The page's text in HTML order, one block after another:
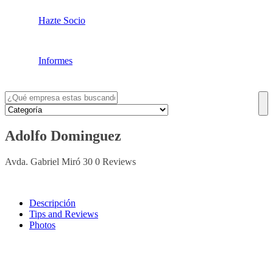
Hazte Socio
Informes
Adolfo Dominguez
Avda. Gabriel Miró 30 0 Reviews
Descripción
Tips and Reviews
Photos